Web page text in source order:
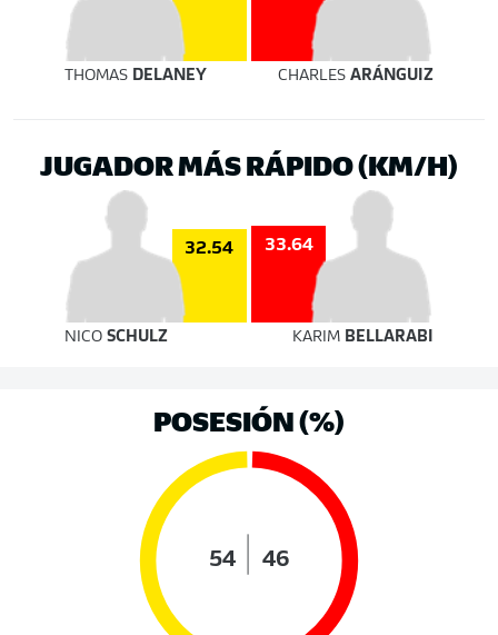
THOMAS DELANEY CHARLESARÁNGUIZ
JUGADOR MÁS RÁPIDO (KM/H)
32.54 33.64
NICO SCHULZ KARIM BELLARABI
POSESIÓN (%)
54 46